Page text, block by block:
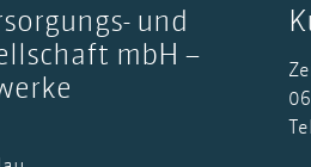
und
mbH –